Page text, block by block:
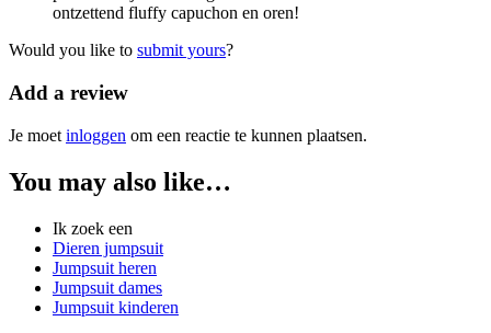
ontzettend fluffy capuchon en oren!
Would you like to submit yours?
Add a review
Je moet inloggen om een reactie te kunnen plaatsen.
You may also like…
Ik zoek een
Dieren jumpsuit
Jumpsuit heren
Jumpsuit dames
Jumpsuit kinderen